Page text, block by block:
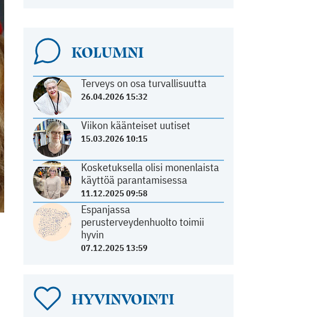
KOLUMNI
Terveys on osa turvallisuutta
26.04.2026 15:32
Viikon käänteiset uutiset
15.03.2026 10:15
Kosketuksella olisi monenlaista
käyttöä parantamisessa
11.12.2025 09:58
Espanjassa
perusterveydenhuolto toimii
hyvin
07.12.2025 13:59
HYVINVOINTI